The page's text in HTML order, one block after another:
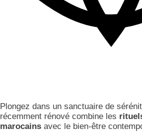
Plongez dans un sanctuaire de
récemment rénové combine les
marocains avec le bien-être